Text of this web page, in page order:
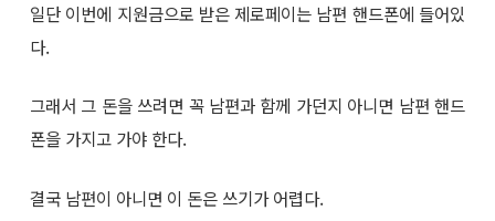
일단 이번에 지원금으로 받은 제로페이는 남편 핸드폰에 들어있
다.
그래서 그 돈을 쓰려면 꼭 남편과 함께 가던지 아니면 남편 핸드
폰을 가지고 가야 한다.
결국 남편이 아니면 이 돈은 쓰기가 어렵다.